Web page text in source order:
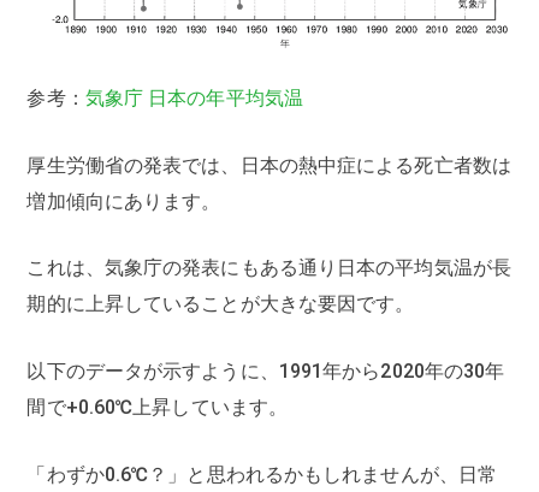
参考： 気象庁 日本の年平均気温
厚生労働省の発表では、日本の熱中症による死亡者数は
増加傾向にあります。
これは、気象庁の発表にもある通り日本の平均気温が長
期的に上昇していることが大きな要因です。
以下のデータが示すように、1991年から2020年の30年
間で+0.60℃上昇しています。
「わずか0.6℃？」と思われるかもしれませんが、日常